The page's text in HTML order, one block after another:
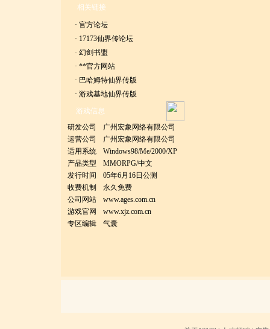
相关链接
·官方论坛
· 17173仙界传论坛
·幻剑书盟
·**官方网站
· 巴哈姆特仙界传版
·游戏基地仙界传版
游戏信息
研发公司
广州宏象网络有限公司
运营公司
广州宏象网络有限公司
适用系统
Windows98/Me/2000/XP
产品类型
MMORPG/中文
发行时间
05年6月16日公测
收费机制
永久免费
公司网站
www.ages.com.cn
游戏官网
www.xjz.com.cn
专区编辑
气囊